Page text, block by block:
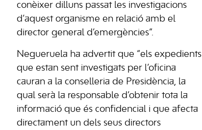
conèixer dilluns passat les investigacions
d’aquest organisme en relació amb el
director general d’emergències”.
Negueruela ha advertit que “els expedients
que estan sent investigats per l’oficina
cauran a la conselleria de Presidència, la
qual serà la responsable d’obtenir tota la
informació que és confidencial i que afecta
directament un dels seus directors